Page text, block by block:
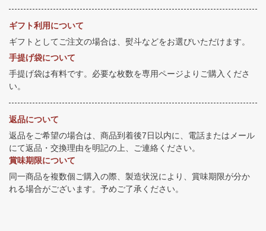
ギフト利用について
ギフトとしてご注文の場合は、熨斗などをお選びいただけます。
手提げ袋について
手提げ袋は有料です。必要な枚数を専用ページよりご購入くださ
い。
返品について
返品をご希望の場合は、商品到着後7日以内に、電話またはメール
にて返品・交換理由を明記の上、ご連絡ください。
賞味期限について
同一商品を複数個ご購入の際、製造状況により、賞味期限が分か
れる場合がございます。予めご了承ください。